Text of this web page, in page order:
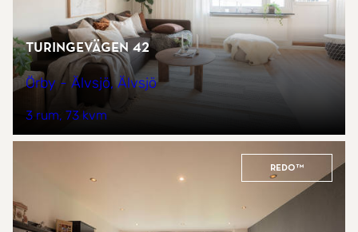
Turingevägen 42
Örby - Älvsjö, Älvsjö
3 rum 73 kvm
REDO™